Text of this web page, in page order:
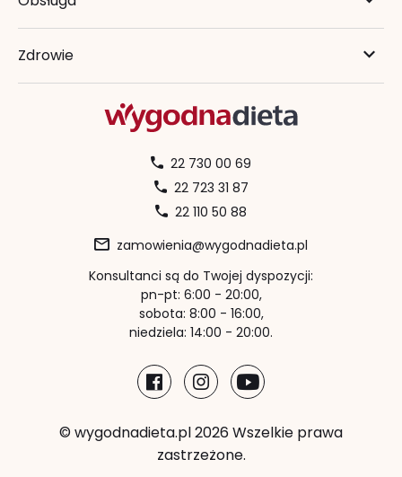
Zdrowie
22 730 00 69
22 723 31 87
22 110 50 88
zamowienia@wygodnadieta.pl
Konsultanci są do Twojej dyspozycji:
pn-pt: 6:00 - 20:00,
sobota: 8:00 - 16:00,
niedziela: 14:00 - 20:00.
© wygodnadieta.pl 2026 Wszelkie prawa
zastrzeżone.